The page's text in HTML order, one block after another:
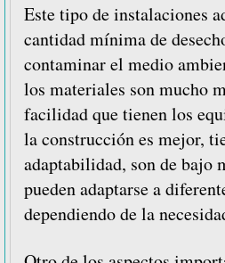
Este tipo de instalaciones
cantidad mínima de
contaminar el medio
los materiales son mucho
facilidad que tienen los
la construcción es mejor,
adaptabilidad, son de bajo
pueden adaptarse a
dependiendo de la